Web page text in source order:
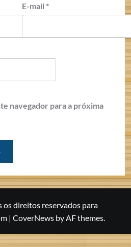
E-mail *
navegador para a próxima
direitos reservados para
| CoverNewsby AF themes.